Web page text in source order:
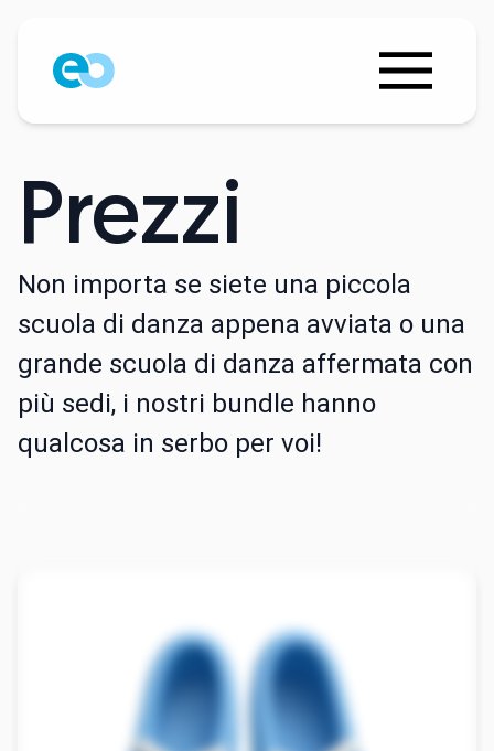
Prezzi
Non importa se siete una piccola
scuola di danza appena avviata o una
grande scuola di danza affermata con
più sedi, i nostri bundle hanno
qualcosa in serbo per voi!